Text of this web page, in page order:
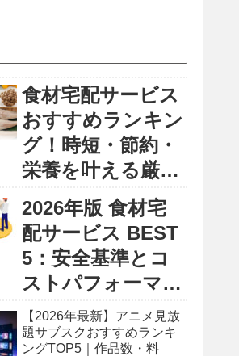
食材宅配サービス
おすすめランキン
グ！時短・節約・
栄養を叶える厳選
2026年版 食材宅
配サービス BEST
5：安全基準とコ
ストパフォーマン
ス徹底比較レポー
ト
【2026年最新】アニメ見放
題サブスクおすすめランキ
ングTOP5｜作品数・料